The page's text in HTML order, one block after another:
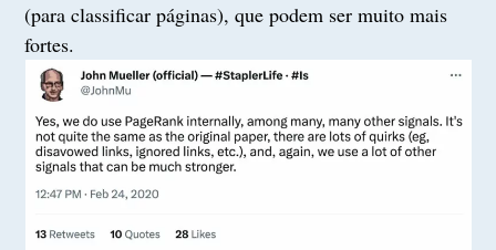
(para classificar páginas), que podem ser muito mais
fortes.